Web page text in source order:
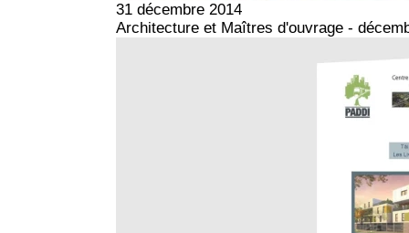
31 décembre 2014
Architecture et Maîtres d'ouvrage -